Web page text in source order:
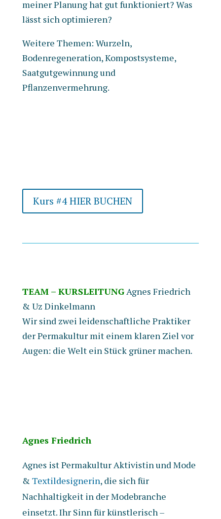
meiner Planung hat gut funktioniert? Was
lässt sich optimieren?
Weitere Themen: Wurzeln,
Bodenregeneration, Kompostsysteme,
Saatgutgewinnung und
Pflanzenvermehrung.
Kurs #4 HIER BUCHEN
TEAM – KURSLEITUNGAgnes Friedrich
& Uz Dinkelmann
Wir sind zwei leidenschaftliche Praktiker
der Permakultur mit einem klaren Ziel vor
Augen: die Welt ein Stück grüner machen.
Agnes Friedrich
Agnes ist Permakultur Aktivistin und Mode
& Textildesignerin, die sich für
Nachhaltigkeit in der Modebranche
einsetzt. Ihr Sinn für künstlerisch –